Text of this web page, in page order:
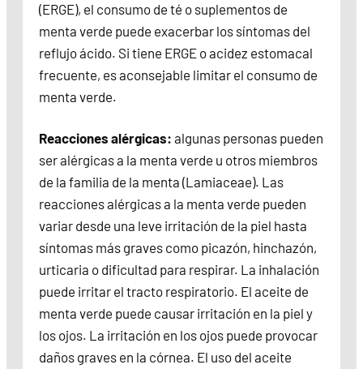
(ERGE), el consumo de té o suplementos de
menta verde puede exacerbar los síntomas del
reflujo ácido. Si tiene ERGE o acidez estomacal
frecuente, es aconsejable limitar el consumo de
menta verde.
Reacciones alérgicas: algunas personas pueden
ser alérgicas a la menta verde u otros miembros
de la familia de la menta (Lamiaceae). Las
reacciones alérgicas a la menta verde pueden
variar desde una leve irritación de la piel hasta
síntomas más graves como picazón, hinchazón,
urticaria o dificultad para respirar. La inhalación
puede irritar el tracto respiratorio. El aceite de
menta verde puede causar irritación en la piel y
los ojos. La irritación en los ojos puede provocar
daños graves en la córnea. El uso del aceite